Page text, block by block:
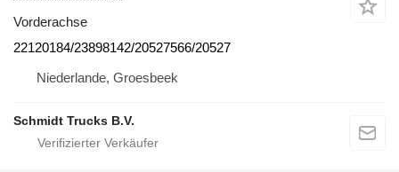
Vorderachse
22120184/23898142/20527566/20527
Niederlande, Groesbeek
Schmidt Trucks B.V.